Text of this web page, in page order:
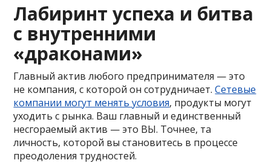
Лабиринт успеха и битва
с внутренними
«драконами»
Главный актив любого предпринимателя — это
не компания, с которой он сотрудничает.Сетевые
компании могут менять условия, продукты могут
уходить с рынка. Ваш главный и единственный
несгораемый актив — это ВЫ. Точнее, та
личность, которой вы становитесь в процессе
преодоления трудностей.